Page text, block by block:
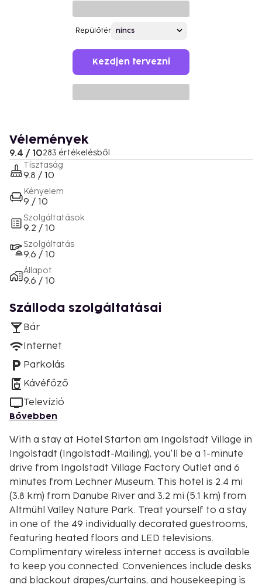
Repülőtér
Kezdjen tervezni
Vélemények
9.4 / 10283 értékelésből
Tisztaság
9.8 / 10
Kényelem
9 / 10
Szolgáltatások
9.2 / 10
Szolgáltatás
9.6 / 10
Állapot
9.6 / 10
Szálloda szolgáltatásai
Bár
Internet
Parkolás
Kávéfőző
Televízió
Bővebben
With a stay at Hotel Starton am Ingolstadt Village in
Ingolstadt (Ingolstadt-Mailing), you'll be a 1-minute
drive from Ingolstadt Village Factory Outlet and 6
minutes from Lechner Museum. This hotel is 2.4 mi
(3.8 km) from Danube River and 3.2 mi (5.1 km) from
Altmühl Valley Nature Park. Treat yourself to a stay
in one of the 49 individually decorated guestrooms,
featuring heated floors and LED televisions.
Complimentary wireless internet access is available
to keep you connected. Conveniences include desks
and blackout drapes/curtains, and housekeeping is